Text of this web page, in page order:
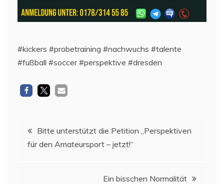
#kickers #probetraining #nachwuchs #talente
#fußball #soccer #perspektive #dresden
Beitragsnavigation
Bitte unterstützt die Petition „Perspektiven
für den Amateursport – jetzt!“
Ein bisschen Normalität